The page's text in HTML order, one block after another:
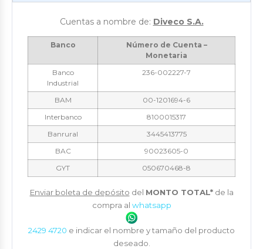
Cuentas a nombre de: Diveco S.A.
Banco
Número de Cuenta –
Monetaria
Banco
Industrial
236-002227-7
BAM
00-1201694-6
Interbanco
8100015317
Banrural
3445413775
BAC
90023605-0
GYT
050670468-8
Enviar boleta de depósito del MONTO TOTAL*de la
compra al whatsapp
2429 4720 e indicar el nombre y tamaño del producto
deseado.